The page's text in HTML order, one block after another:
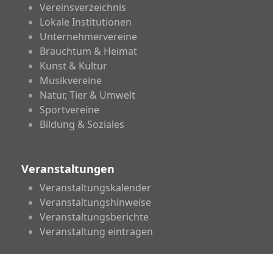
Vereinsverzeichnis
Lokale Institutionen
Unternehmervereine
Brauchtum & Heimat
Kunst & Kultur
Musikvereine
Natur, Tier & Umwelt
Sportvereine
Bildung & Soziales
Veranstaltungen
Veranstaltungskalender
Veranstaltungshinweise
Veranstaltungsberichte
Veranstaltung eintragen